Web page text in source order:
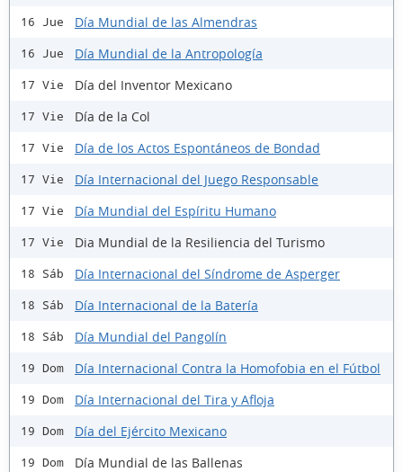
16 Jue Día Mundial de las Almendras
16 Jue Día Mundial de la Antropología
17 Vie Día del Inventor Mexicano
17 Vie Día de la Col
17 Vie Día de los Actos Espontáneos de Bondad
17 Vie Día Internacional del Juego Responsable
17 Vie Día Mundial del Espíritu Humano
17 Vie Dia Mundial de la Resiliencia del Turismo
18 Sáb Día Internacional del Síndrome de Asperger
18 Sáb Día Internacional de la Batería
18 Sáb Día Mundial del Pangolín
19 Dom Día Internacional Contra la Homofobia en el Fútbol
19 Dom Día Internacional del Tira y Afloja
19 Dom Día del Ejército Mexicano
19 Dom Día Mundial de las Ballenas